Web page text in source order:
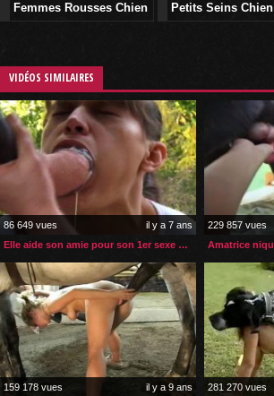
Femmes Rousses Chien
Petits Seins Chien
VIDÉOS SIMILAIRES
86 649 vues
il y a 7 ans
Elle aide son amie pour son 1er sexe et sperme de cheval
229 857 vues
159 178 vues
il y a 9 ans
281 270 vues